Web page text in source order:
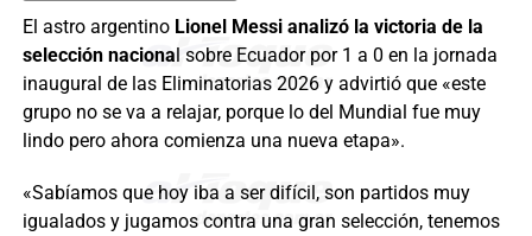
El astro argentino Lionel Messi analizó la victoria de la
selección nacional sobre Ecuador por 1 a 0 en la jornada
inaugural de las Eliminatorias 2026 y advirtió que «este
grupo no se va a relajar, porque lo del Mundial fue muy
lindo pero ahora comienza una nueva etapa».
«Sabíamos que hoy iba a ser difícil, son partidos muy
igualados y jugamos contra una gran selección, tenemos